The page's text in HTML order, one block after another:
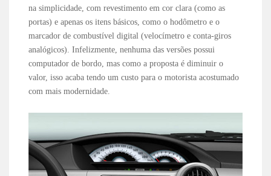
na simplicidade, com revestimento em cor clara (como as
portas) e apenas os itens básicos, como o hodômetro e o
marcador de combustível digital (velocímetro e conta-giros
analógicos). Infelizmente, nenhuma das versões possui
computador de bordo, mas como a proposta é diminuir o
valor, isso acaba tendo um custo para o motorista acostumado
com mais modernidade.